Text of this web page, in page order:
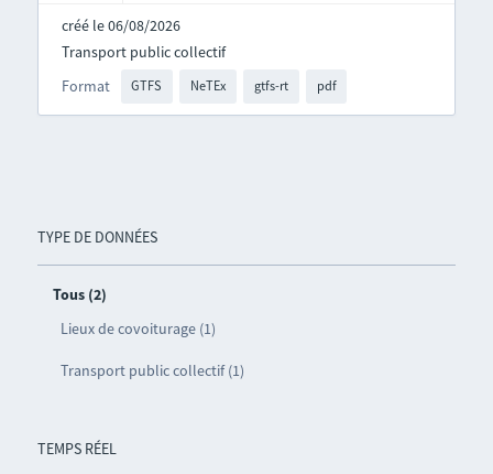
TYPE DE DONNÉES
Tous (2)
Lieux de covoiturage (1)
Transport public collectif (1)
TEMPS RÉEL
créé le 06/08/2026
Format GTFS NeTEx gtfs-rt pdf
Transport public collectif